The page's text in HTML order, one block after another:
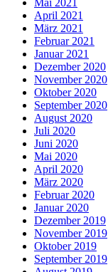
Mai 2021
April 2021
März 2021
Februar 2021
Januar 2021
Dezember 2020
November 2020
Oktober 2020
September 2020
August 2020
Juli 2020
Juni 2020
Mai 2020
April 2020
März 2020
Februar 2020
Januar 2020
Dezember 2019
November 2019
Oktober 2019
September 2019